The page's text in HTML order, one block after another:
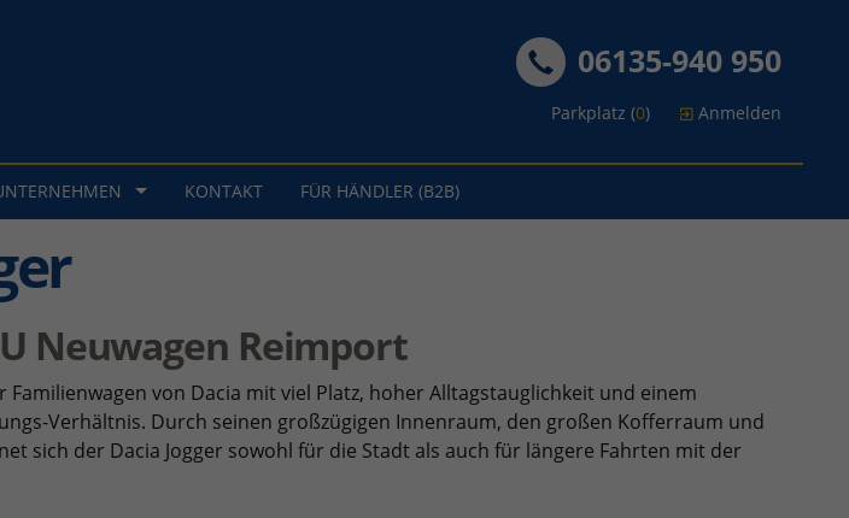
06135-940 950
Parkplatz (0) Anmelden
KONTAKT FÜR HÄNDLER (B2B)
Neuwagen Reimport
Familienwagen von Dacia mit viel Platz, hoher Alltagstauglichkeit und einem
Verhältnis. Durch seinen großzügigen Innenraum, den großen Kofferraum und
sich der Dacia Jogger sowohl für die Stadt als auch für längere Fahrten mit der